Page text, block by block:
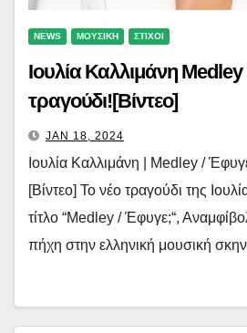
NEWS ΜΟΥΣΙΚΗ ΣΤΙΧΟΙ
Ιουλία Καλλιμάνη
τραγούδι![Βίντεο]
JAN 18, 2024
Ιουλία Καλλιμάνη | Medley /
[Βίντεο] Το νέο τραγούδι της
τίτλο “Medley / Έφυγε;“,
πήχη στην ελληνική μουσική